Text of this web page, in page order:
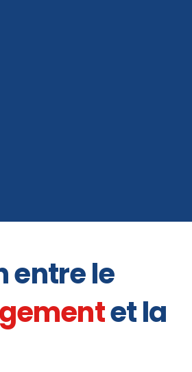
entre le
et la